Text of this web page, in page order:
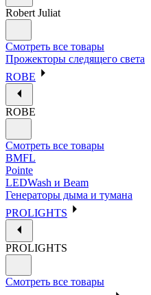
Robert Juliat
Смотреть все товары
Прожекторы следящего света
ROBE
ROBE
Смотреть все товары
BMFL
Pointe
LEDWash и Beam
Генераторы дыма и тумана
PROLIGHTS
PROLIGHTS
Смотреть все товары